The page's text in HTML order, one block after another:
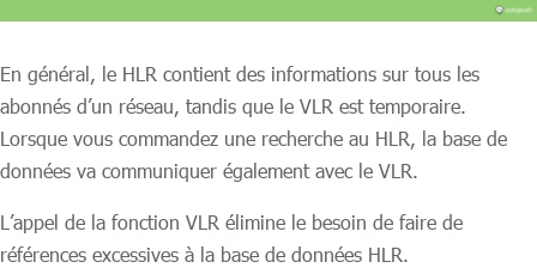
En général, le HLR contient des informations sur tous les
abonnés d’un réseau, tandis que le VLR est temporaire.
Lorsque vous commandez une recherche au HLR, la base de
données va communiquer également avec le VLR.
L’appel de la fonction VLR élimine le besoin de faire de
références excessives à la base de données HLR.